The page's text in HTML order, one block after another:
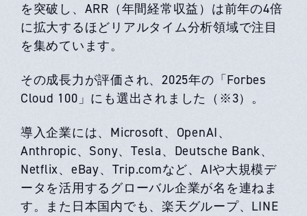
を突破し、ARR（年間経常収益）は前年の4倍
に拡大するほどリアルタイム分析領域で注目
を集めています。
その成長力が評価され、2025年の「Forbes
Cloud 100」にも選出されました（※3）。
導入企業には、 Microsoft、OpenAI、
Anthropic、Sony、Tesla、Deutsche Bank、
Netflix、eBay、Trip.comなど、AIや大規模デ
ータを活用するグローバル企業が名を連ねま
す。また日本国内でも、楽天グループ、LINE